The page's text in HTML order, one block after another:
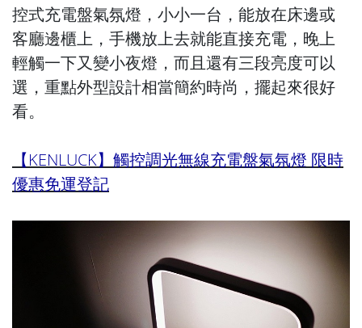
控式充電盤氣氛燈，小小一台，能放在床邊或
客廳邊櫃上，手機放上去就能直接充電，晚上
輕觸一下又變小夜燈，而且還有三段亮度可以
選，重點外型設計相當簡約時尚，擺起來很好
看。
【KENLUCK】觸控調光無線充電盤氣氛燈 限時
優惠免運登記